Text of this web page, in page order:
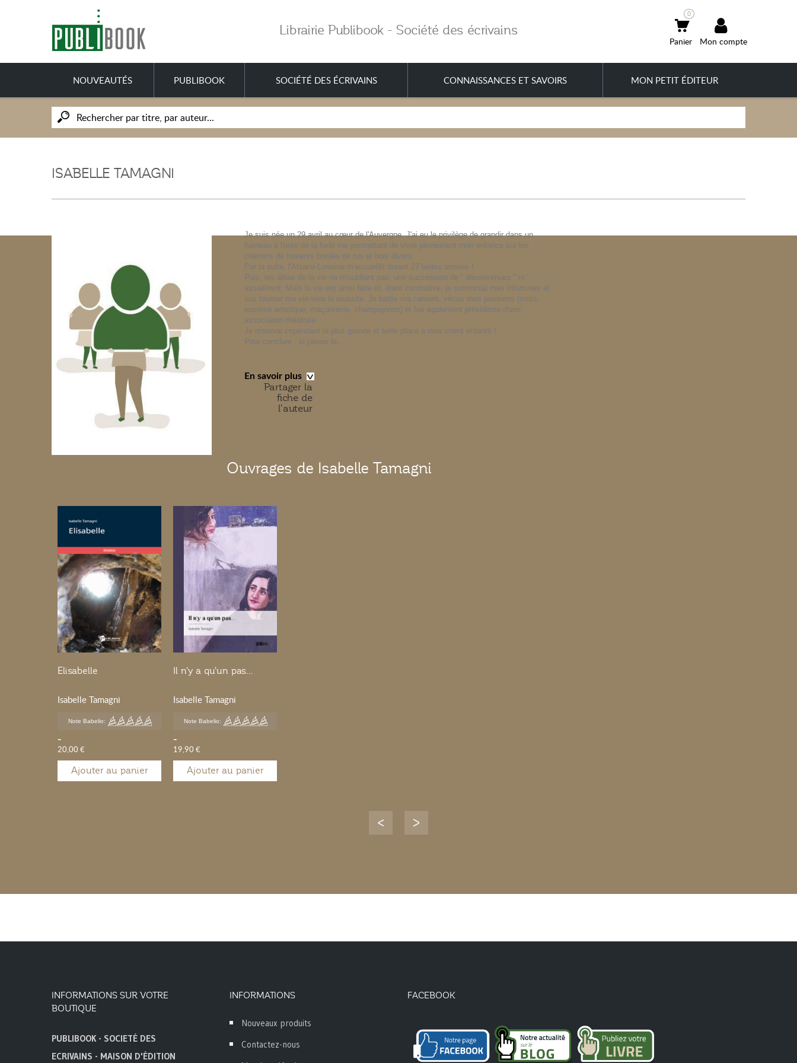
Librairie Publibook - Société des écrivains
Mon compte
0
NOUVEAUTÉS PUBLIBOOK SOCIÉTÉ DES ÉCRIVAINS CONNAISSANCES ET SAVOIRS MON PETIT ÉDITEUR
ISABELLE TAMAGNI
Je suis née un 29 avril au cœur de l'Auvergne. J'ai eu le privilège de grandir dans un
hameau à l'orée de la forêt me permettant de vivre pleinement mon enfance sur les
chemins de traverse bordés de rus et bois divers.
Par la suite, l'Alsace-Lorraine m'accueillit durant 27 belles années !
Puis, les aléas de la vie ne m'oubliant pas, une succession de '' déconvenues '' m '
assaillirent. Mais la vie est ainsi faite et, étant combative, je surmontai mes infortunes et
sus tourner ma vie vers la réussite. Je battis ma carrière, vécus mes passions (moto,
escrime artistique, maçonnerie, champignons) et fus également présidente d'une
association théâtrale.
Je réservai cependant la plus grande et belle place à mes chers enfants !
Pour conclure : si j'avais le...
En savoir plus
Partager la
fiche de
l'auteur
Ouvrages de Isabelle Tamagni
Elisabelle
Isabelle Tamagni
Note Babelio:
-
20,00 €
Ajouter au panier
Il n'y a qu'un pas...
Isabelle Tamagni
Note Babelio:
-
19,90 €
Ajouter au panier
INFORMATIONS SUR VOTRE
BOUTIQUE
PUBLIBOOK - SOCIETÉ DES
ECRIVAINS - MAISON D'ÉDITION
INFORMATIONS
Nouveaux produits
Contactez-nous
FACEBOOK